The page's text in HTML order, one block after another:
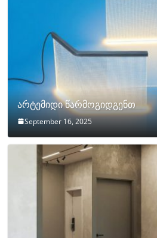
არტემიდი წარმოგიდგენთ
September 16, 2025